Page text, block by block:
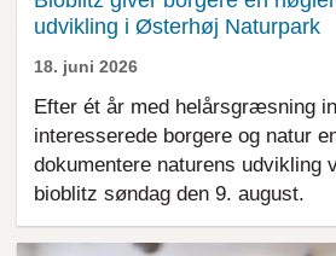
udvikling i Østerhøj Naturpark
18. juni 2026
Efter ét år med helårsgræsning
interesserede borgere og natur
dokumentere naturens udvikling
bioblitz søndag den 9. august.